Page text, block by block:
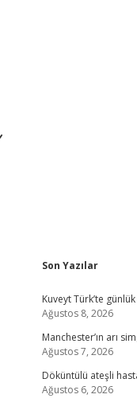
Sidebar
Son Yazılar
Kuveyt Türk’te
Ağustos 8, 2026
Manchester’ın arı
Ağustos 7, 2026
Döküntülü ateşli
Ağustos 6, 2026